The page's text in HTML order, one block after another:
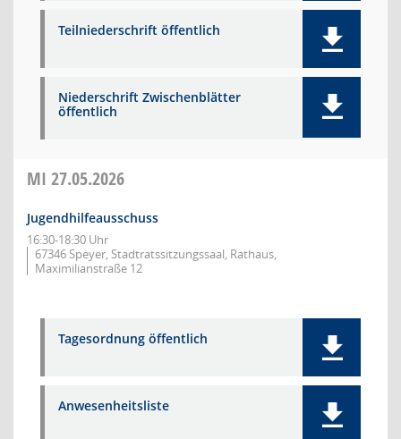
Teilniederschrift öffentlich
Niederschrift Zwischenblätter
öffentlich
MI 27.05.2026
Jugendhilfeausschuss
16:30-18:30 Uhr
67346 Speyer, Stadtratssitzungssaal, Rathaus,
Maximilianstraße 12
Tagesordnung öffentlich
Anwesenheitsliste